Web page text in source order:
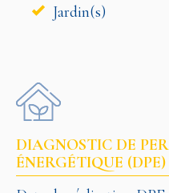
Jardin(s)
DIAGNOSTIC DE
ÉNERGÉTIQUE (DPE)